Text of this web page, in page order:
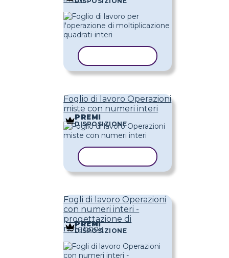
Foglio di lavoro Operazioni
miste con numeri interi
PREMI
DISPOSIZIONE
Fogli di lavoro Operazioni
con numeri interi -
progettazione di
notebook
PREMI
DISPOSIZIONE